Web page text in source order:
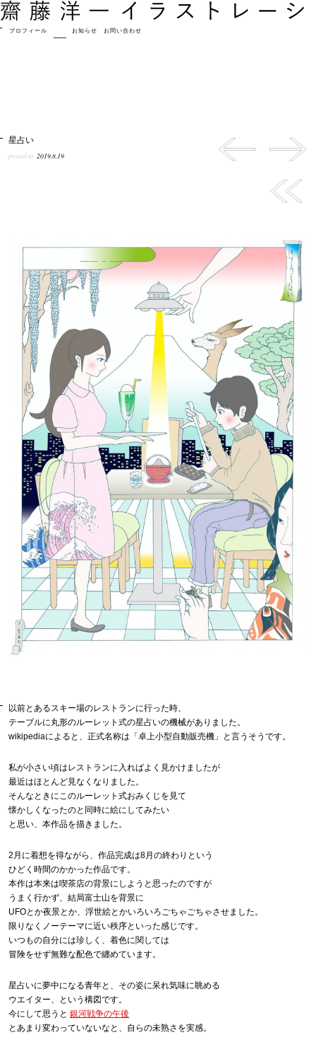
プロフィール お知らせ お問い合わせ
星占い
posted at 2019.8.19
以前とあるスキー場のレストランに行った時、
テーブルに丸形のルーレット式の星占いの機械がありました。
wikipediaによると、正式名称は「卓上小型自動販売機」と言うそうです。
私が小さい頃はレストランに入ればよく見かけましたが
最近はほとんど見なくなりました。
そんなときにこのルーレット式おみくじを見て
懐かしくなったのと同時に絵にしてみたい
と思い、本作品を描きました。
2月に着想を得ながら、作品完成は8月の終わりという
ひどく時間のかかった作品です。
本作は本来は喫茶店の背景にしようと思ったのですが
うまく行かず、結局富士山を背景に
UFOとか夜景とか、浮世絵とかいろいろごちゃごちゃさせました。
限りなくノーテーマに近い秩序といった感じです。
いつもの自分には珍しく、着色に関しては
冒険をせず無難な配色で纏めています。
星占いに夢中になる青年と、その姿に呆れ気味に眺める
ウエイター、という構図です。
今にして思うと 銀河戦争の午後
とあまり変わっていないなと、自らの未熟さを実感。